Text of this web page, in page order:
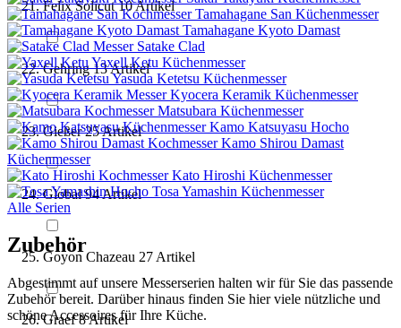
Felix Solicut 10Artikel
Gehring 13Artikel
Gießer 25Artikel
Global 94Artikel
Goyon Chazeau 27 Artikel
Graef 8Artikel
Tamahagane San Küchenmesser
Tamahagane Kyoto Damast
Satake Clad
Yaxell Ketu Küchenmesser
Yasuda Ketetsu Küchenmesser
Kyocera Keramik Küchenmesser
Matsubara Küchenmesser
Kamo Katsuyasu Hocho
Kamo Shirou Damast
Küchenmesser
Kato Hiroshi Küchenmesser
Tosa Yamashin Küchenmesser
Alle Serien
Zubehör
Abgestimmt auf unsere Messerserien halten wir für Sie das passende
Zubehör bereit. Darüber hinaus finden Sie hier viele nützliche und
schöne Accessoires für Ihre Küche.